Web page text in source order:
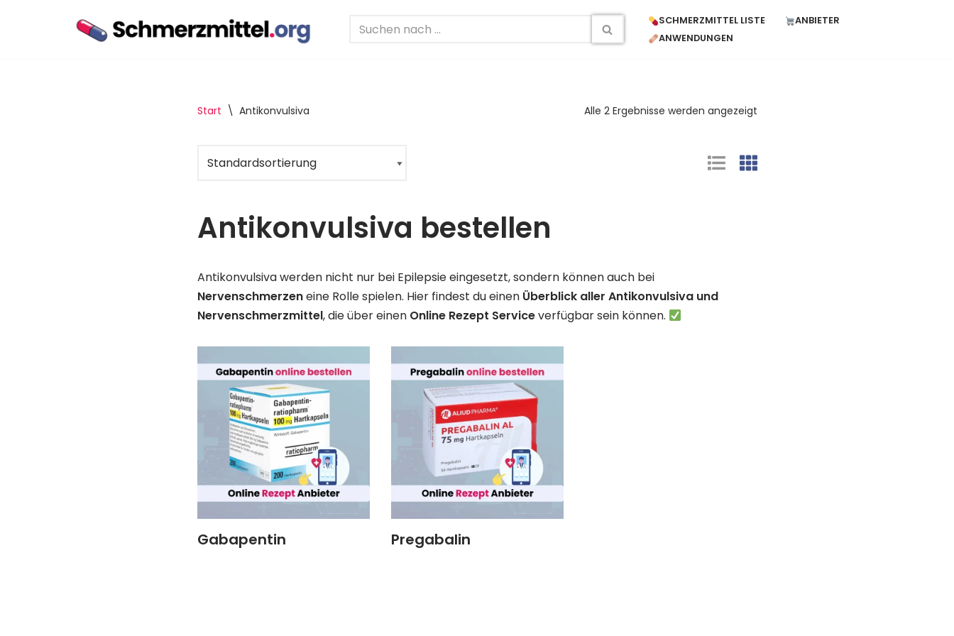
SCHMERZMITTEL LISTE
ANBIETER
ANWENDUNGEN
Start \ Antikonvulsiva Alle 2 Ergebnisse werden angezeigt
Antikonvulsiva bestellen
Antikonvulsiva werden nicht nur bei Epilepsie eingesetzt, sondern können auch bei
Nervenschmerzeneine Rolle spielen. Hier findest du einen Überblick aller Antikonvulsiva und
Nervenschmerzmittel, die über einen Online Rezept Serviceverfügbar sein können.
Gabapentin Pregabalin